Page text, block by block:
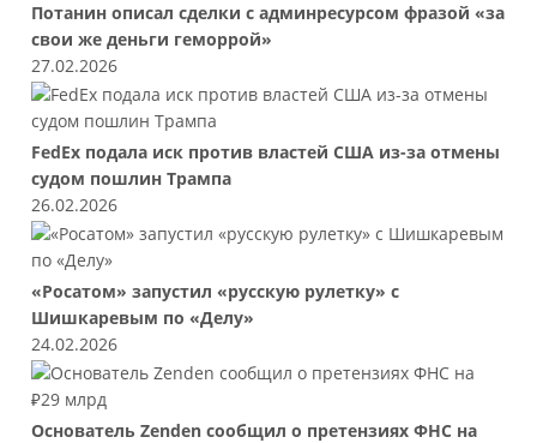
Потанин описал сделки с админресурсом фразой «за
свои же деньги геморрой»
27.02.2026
FedEx подала иск против властей США из-за отмены
судом пошлин Трампа
26.02.2026
«Росатом» запустил «русскую рулетку» с
Шишкаревым по «Делу»
24.02.2026
Основатель Zenden сообщил о претензиях ФНС на